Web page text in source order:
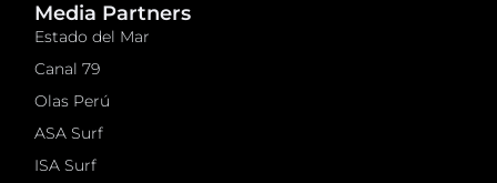
Media Partners
Estado del Mar
Canal 79
Olas Perú
ASA Surf
ISA Surf